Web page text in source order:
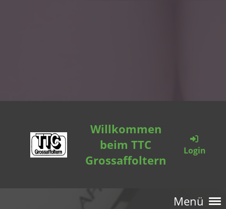
Willkommen
beim TTC
Grossaffoltern
Login
Menü